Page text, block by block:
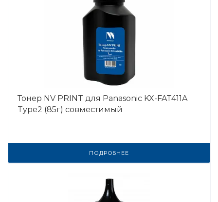
Тонер NV PRINT для Panasonic KX-FAT411A
Type2 (85г) совместимый
ПОДРОБНЕЕ